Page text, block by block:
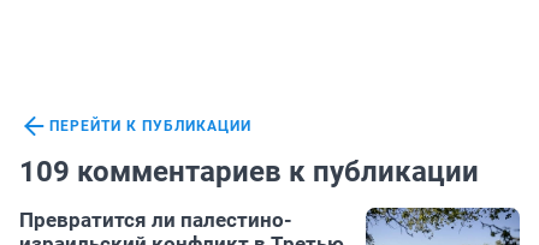
ПЕРЕЙТИ К ПУБЛИКАЦИИ
109 комментариев к публикации
Превратится ли палестино-